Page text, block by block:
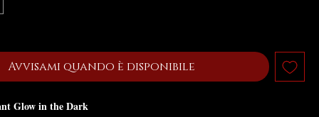
Avvisami quando è disponibile
Glow in the Dark